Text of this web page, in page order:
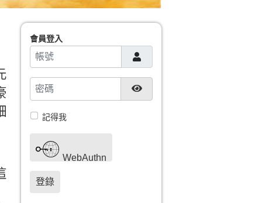
會員登入
帳號
密碼 顯示密碼
記得我
WebAuthn
登錄